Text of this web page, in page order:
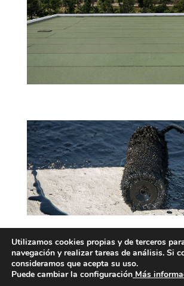
Diseñado por F. Díaz |
Utilizamos cookies propias y de terceros
navegación y realizar tareas de análisis. Si
consideramos que acepta su uso.
Puede cambiar la configuración Más